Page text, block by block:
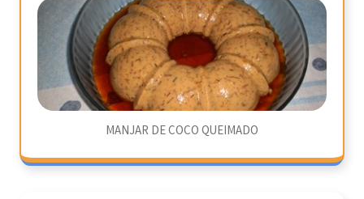
MANJAR DE COCO QUEIMADO